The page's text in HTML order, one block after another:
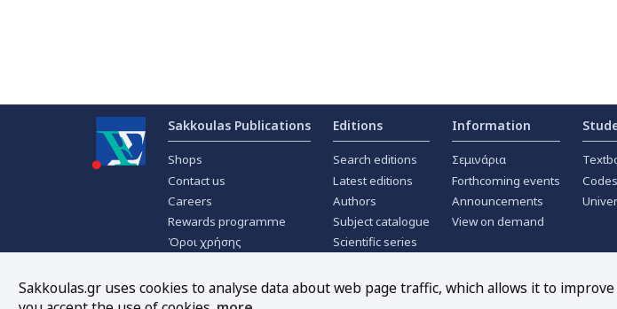
Sakkoulas Publications
Shops
Contact us
Careers
Rewards programme
Όροι χρήσης
About Cookies
Editions
Search editions
Latest editions
Authors
Subject catalogue
Scientific series
Offers
Information
Σεμινάρια
Forthcoming events
Announcements
View on demand
Codes
Sakkoulas.gr uses cookies to analyse data about web page traffic, which allows it to